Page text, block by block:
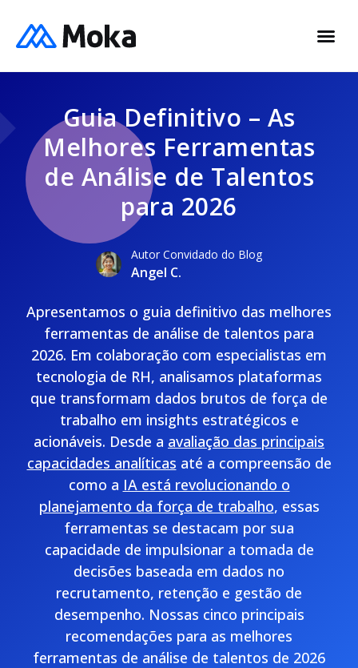
Guia Definitivo – As
Melhores Ferramentas
de Análise de Talentos
para 2026
Autor Convidado do Blog
Angel C.
Apresentamos o guia definitivo das melhores
ferramentas de análise de talentos para
2026. Em colaboração com especialistas em
tecnologia de RH, analisamos plataformas
que transformam dados brutos de força de
trabalho em insights estratégicos e
acionáveis. Desde a avaliação das principais
capacidades analíticas até a compreensão de
como a IA está revolucionando o
planejamento da força de trabalho, essas
ferramentas se destacam por sua
capacidade de impulsionar a tomada de
decisões baseada em dados no
recrutamento, retenção e gestão de
desempenho. Nossas cinco principais
recomendações para as melhores
ferramentas de análise de talentos de 2026